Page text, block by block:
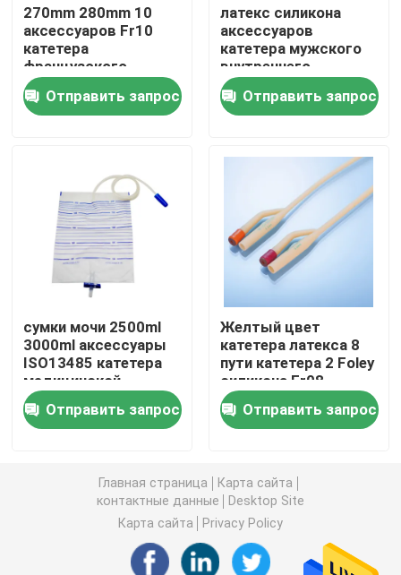
Медицинская силиконовая резина
Медицинский резиновый затвор
Аксессуары шприца
Аксессуары собрания крови
Затвор бутил каучука
Prefilled части шприца
Медицинская трубка силикона
Трубка дренажа
270mm 280mm 10
аксессуаров Fr10
катетера
французского
катетера
педиатрических
мочевыделительных
Отправить запрос
латекс силикона
аксессуаров
катетера мужского
внутреннего
катетера 6Fr-18Fr
мочевыделительный
Отправить запрос
сумки мочи 2500ml
3000ml аксессуары
ISO13485 катетера
медицинской
мочевыделительные
Отправить запрос
Желтый цвет
катетера латекса 8
пути катетера 2 Foley
силикона Fr08
французский
Отправить запрос
Главная страница
Карта сайта
контактные данные
Desktop Site
Карта сайта
Privacy Policy